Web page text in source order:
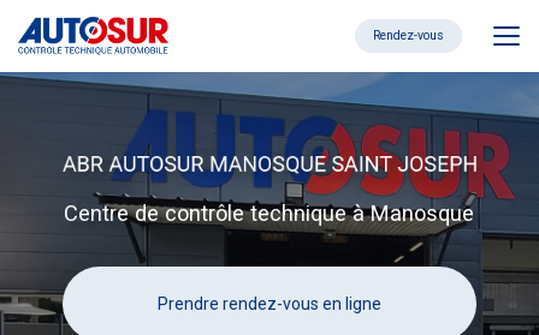
contenu
principal
Rendez-vous
Centre de contrôle technique à Manosque
Prendre rendez-vous en ligne